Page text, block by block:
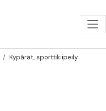
Kypärät, sporttikiipeily